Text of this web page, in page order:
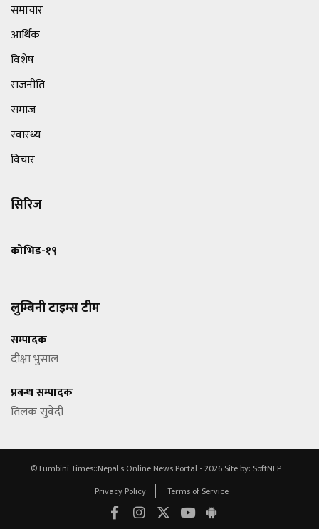
समाचार
आर्थिक
विशेष
राजनीति
समाज
स्वास्थ्य
विचार
सिरिज
कोभिड-१९
लुम्बिनी टाइम्स टीम
सम्पादक
दीक्षा भुसाल
प्रबन्ध सम्पादक
तिलक सुवेदी
© Lumbini Times::Nepal's Online News Portal - 2026 Site by: SoftNEP
Privacy Policy
Terms of Service